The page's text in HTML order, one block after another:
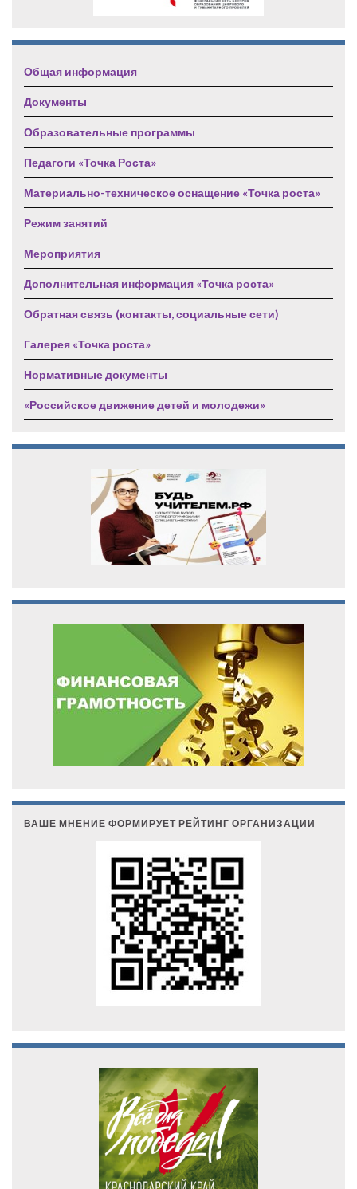
Общая информация
Документы
Образовательные программы
Педагоги «Точка Роста»
Материально-техническое оснащение «Точка роста»
Режим занятий
Мероприятия
Дополнительная информация «Точка роста»
Обратная связь (контакты, социальные сети)
Галерея «Точка роста»
Нормативные документы
«Российское движение детей и молодежи»
ВАШЕ МНЕНИЕ ФОРМИРУЕТ РЕЙТИНГ ОРГАНИЗАЦИИ